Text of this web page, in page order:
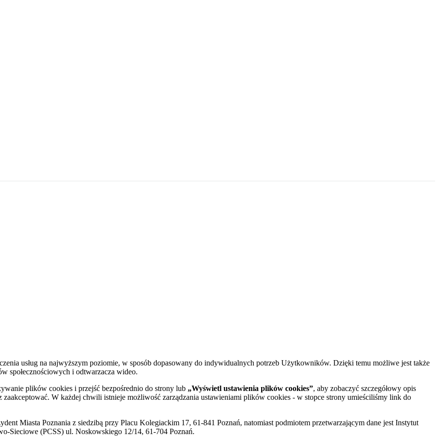
usług na najwyższym poziomie, w sposób dopasowany do indywidualnych potrzeb Użytkowników. Dzięki temu możliwe jest także
społecznościowych i odtwarzacza wideo.
plików cookies i przejść bezpośrednio do strony lub „Wyświetl ustawienia plików cookies”, aby zobaczyć szczegółowy opis
W każdej chwili istnieje możliwość zarządzania ustawieniami plików cookies - w stopce strony umieściliśmy link do
Miasta Poznania z siedzibą przy Placu Kolegiackim 17, 61-841 Poznań, natomiast podmiotem przetwarzającym dane jest Instytut
Sieciowe (PCSS) ul. Noskowskiego 12/14, 61-704 Poznań.